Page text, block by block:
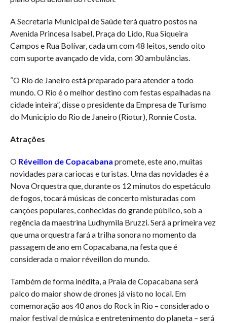
A Secretaria Municipal de Saúde terá quatro postos na
Avenida Princesa Isabel, Praça do Lido, Rua Siqueira
Campos e Rua Bolívar, cada um com 48 leitos, sendo oito
com suporte avançado de vida, com 30 ambulâncias.
“O Rio de Janeiro está preparado para atender a todo
mundo. O Rio é o melhor destino com festas espalhadas na
cidade inteira”, disse o presidente da Empresa de Turismo
do Município do Rio de Janeiro (Riotur), Ronnie Costa.
Atrações
O Réveillon de Copacabana promete, este ano, muitas
novidades para cariocas e turistas. Uma das novidades é a
Nova Orquestra que, durante os 12 minutos do espetáculo
de fogos, tocará músicas de concerto misturadas com
canções populares, conhecidas do grande público, sob a
regência da maestrina Ludhymila Bruzzi. Será a primeira vez
que uma orquestra fará a trilha sonora no momento da
passagem de ano em Copacabana, na festa que é
considerada o maior réveillon do mundo.
Também de forma inédita, a Praia de Copacabana será
palco do maior show de drones já visto no local. Em
comemoração aos 40 anos do Rock in Rio – considerado o
maior festival de música e entretenimento do planeta – será